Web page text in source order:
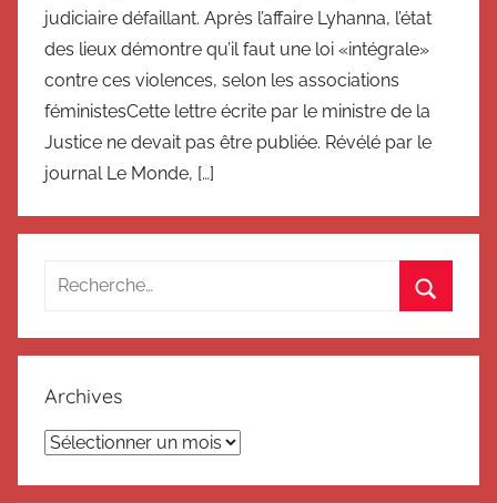
judiciaire défaillant. Après l’affaire Lyhanna, l’état
des lieux démontre qu’il faut une loi «intégrale»
contre ces violences, selon les associations
féministesCette lettre écrite par le ministre de la
Justice ne devait pas être publiée. Révélé par le
journal Le Monde, […]
Recherche
:
Archives
Archives